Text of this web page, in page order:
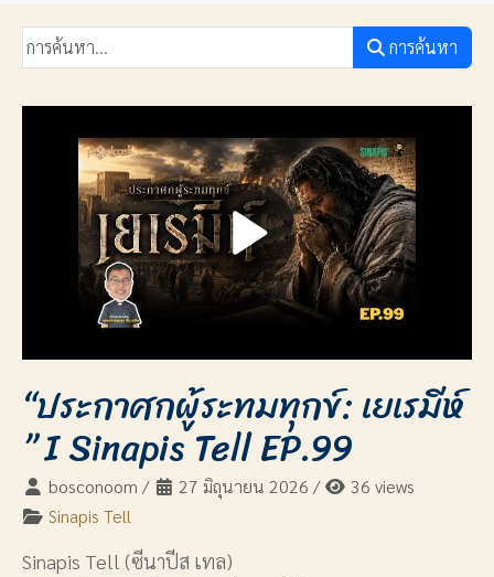
การค้นหา
“ประกาศกผู้ระทมทุกข์: เยเรมีห์
” I Sinapis Tell EP.99
bosconoom / 27 มิถุนายน 2026 /
36 views
Sinapis Tell
Sinapis Tell (ซีนาปีส เทล)